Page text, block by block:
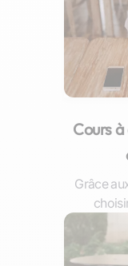
Cours
Grâce